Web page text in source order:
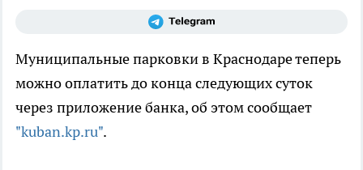
Муниципальные парковки в Краснодаре теперь
можно оплатить до конца следующих суток
через приложение банка, об этом сообщает
"kuban.kp.ru".